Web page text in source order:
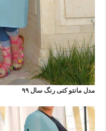
مدل مانتو کتی رنگ سال ۹۹